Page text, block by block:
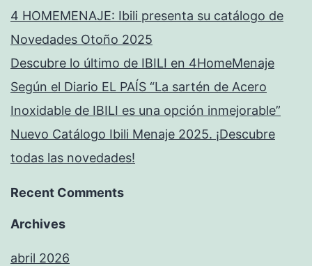
4 HOMEMENAJE: Ibili presenta su catálogo de
Novedades Otoño 2025
Descubre lo último de IBILI en 4HomeMenaje
Según el Diario EL PAÍS “La sartén de Acero
Inoxidable de IBILI es una opción inmejorable”
Nuevo Catálogo Ibili Menaje 2025. ¡Descubre
todas las novedades!
Recent Comments
Archives
abril 2026